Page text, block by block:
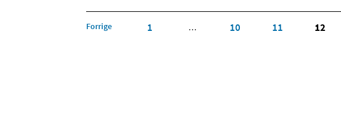
Forrige 1 … 10 11 12